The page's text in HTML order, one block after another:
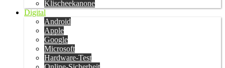
Klischeekanone
Digital
Android
Apple
Google
Microsoft
Hardware-Test